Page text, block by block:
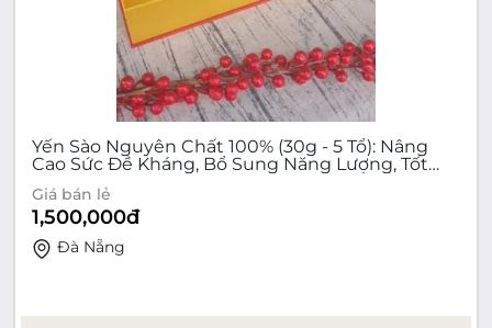
Yến Sào Nguyên Chất 100% (30g - 5 Tổ): Nâng
Cao Sức Đề Kháng, Bổ Sung Năng Lượng, Tốt
Hộp Quà Cao Cấp, Lý Tưởng Làm Quà Tết
Giá bán lẻ
1,500,000đ
Đà Nẵng